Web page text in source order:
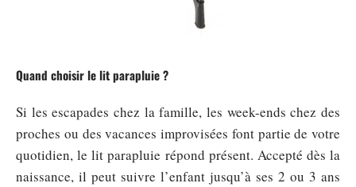
Quand choisir le lit parapluie ?
Si les escapades chez la famille, les week-ends chez des
proches ou des vacances improvisées font partie de votre
quotidien, le lit parapluie répond présent. Accepté dès la
naissance, il peut suivre l’enfant jusqu’à ses 2 ou 3 ans